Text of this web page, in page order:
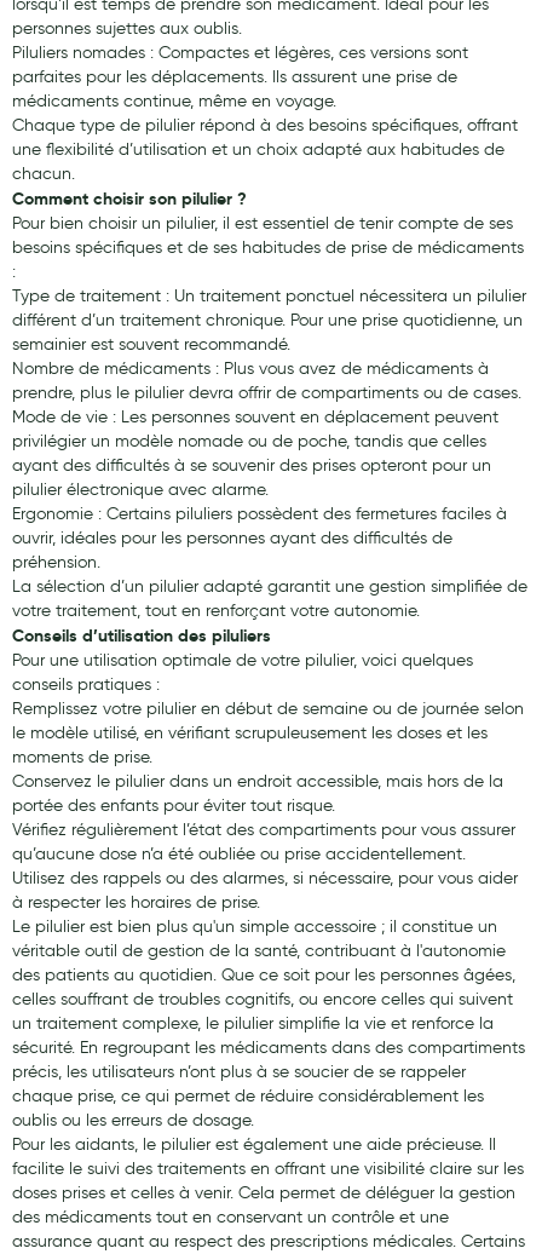
Douleurs articulaires et musculaires
Santé séniors
Anti acariens, anti gale, anti tiques, insectifuges
Vétérinaire
Incontinence
Autotests
Protections auditives
Lunettes
Piluliers
Matériel medical
Cannes
Chaussures
Prothèses mammaires externes
Médication familiale
Orthopédie
Les marques
My Privilege
Les promotions
lorsqu’il est temps de prendre son médicament. Idéal pour les
personnes sujettes aux oublis.
Piluliers nomades : Compactes et légères, ces versions sont
parfaites pour les déplacements. Ils assurent une prise de
médicaments continue, même en voyage.
Chaque type de pilulier répond à des besoins spécifiques, offrant
une flexibilité d’utilisation et un choix adapté aux habitudes de
chacun.
Comment choisir son pilulier ?
Pour bien choisir un pilulier, il est essentiel de tenir compte de ses
besoins spécifiques et de ses habitudes de prise de médicaments
:
Type de traitement : Un traitement ponctuel nécessitera un pilulier
différent d’un traitement chronique. Pour une prise quotidienne, un
semainier est souvent recommandé.
Nombre de médicaments : Plus vous avez de médicaments à
prendre, plus le pilulier devra offrir de compartiments ou de cases.
Mode de vie : Les personnes souvent en déplacement peuvent
privilégier un modèle nomade ou de poche, tandis que celles
ayant des difficultés à se souvenir des prises opteront pour un
pilulier électronique avec alarme.
Ergonomie : Certains piluliers possèdent des fermetures faciles à
ouvrir, idéales pour les personnes ayant des difficultés de
préhension.
La sélection d’un pilulier adapté garantit une gestion simplifiée de
votre traitement, tout en renforçant votre autonomie.
Conseils d’utilisation des piluliers
Pour une utilisation optimale de votre pilulier, voici quelques
conseils pratiques :
Remplissez votre pilulier en début de semaine ou de journée selon
le modèle utilisé, en vérifiant scrupuleusement les doses et les
moments de prise.
Conservez le pilulier dans un endroit accessible, mais hors de la
portée des enfants pour éviter tout risque.
Vérifiez régulièrement l’état des compartiments pour vous assurer
qu’aucune dose n’a été oubliée ou prise accidentellement.
Utilisez des rappels ou des alarmes, si nécessaire, pour vous aider
à respecter les horaires de prise.
Le pilulier est bien plus qu'un simple accessoire ; il constitue un
véritable outil de gestion de la santé, contribuant à l'autonomie
des patients au quotidien. Que ce soit pour les personnes âgées,
celles souffrant de troubles cognitifs, ou encore celles qui suivent
un traitement complexe, le pilulier simplifie la vie et renforce la
sécurité. En regroupant les médicaments dans des compartiments
précis, les utilisateurs n’ont plus à se soucier de se rappeler
chaque prise, ce qui permet de réduire considérablement les
oublis ou les erreurs de dosage.
Pour les aidants, le pilulier est également une aide précieuse. Il
facilite le suivi des traitements en offrant une visibilité claire sur les
doses prises et celles à venir. Cela permet de déléguer la gestion
des médicaments tout en conservant un contrôle et une
assurance quant au respect des prescriptions médicales. Certains